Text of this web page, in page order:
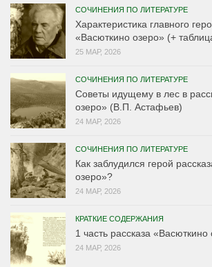
СОЧИНЕНИЯ ПО ЛИТЕРАТУРЕ
Характеристика главного
«Васюткино озеро» (+
25 МАР, 2026
СОЧИНЕНИЯ ПО ЛИТЕРАТУРЕ
Советы идущему в лес в
озеро» (В.П. Астафьев)
24 МАР, 2026
СОЧИНЕНИЯ ПО ЛИТЕРАТУРЕ
Как заблудился герой
озеро»?
24 МАР, 2026
КРАТКИЕ СОДЕРЖАНИЯ
1 часть рассказа «Васюткино
24 МАР, 2026